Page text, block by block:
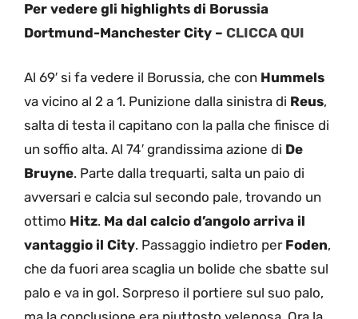
Per vedere gli highlights di Borussia
Dortmund-Manchester City – CLICCA QUI
Al 69′ si fa vedere il Borussia, che con Hummels
va vicino al 2 a 1. Punizione dalla sinistra di Reus,
salta di testa il capitano con la palla che finisce di
un soffio alta. Al 74′ grandissima azione di De
Bruyne. Parte dalla trequarti, salta un paio di
avversari e calcia sul secondo pale, trovando un
ottimo Hitz. Ma dal calcio d’angolo arriva il
vantaggio il City. Passaggio indietro per Foden,
che da fuori area scaglia un bolide che sbatte sul
palo e va in gol. Sorpreso il portiere sul suo palo,